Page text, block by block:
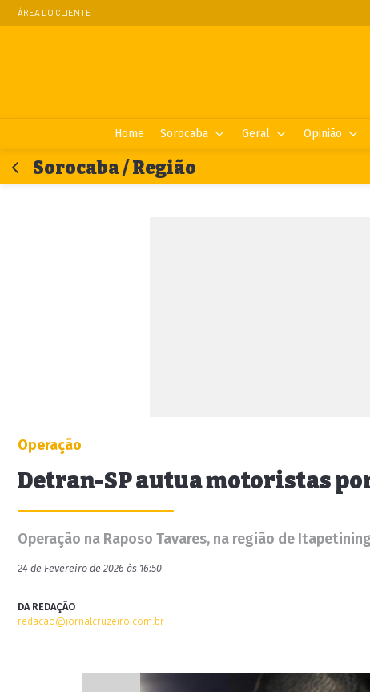
ÁREA DO CLIENTE
Home Sorocaba Geral Opinião
Sorocaba / Região
Operação
Detran-SP autua motoristas
Operação na Raposo Tavares, na região de
24 de Fevereiro de 2026 às 16:50
DA REDAÇÃO
redacao@jornalcruzeiro.com.br